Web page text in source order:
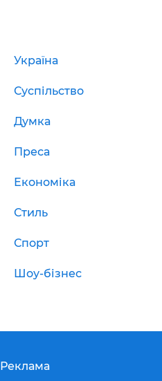
Україна
Суспільство
Думка
Преса
Економіка
Стиль
Спорт
Шоу-бізнес
Реклама